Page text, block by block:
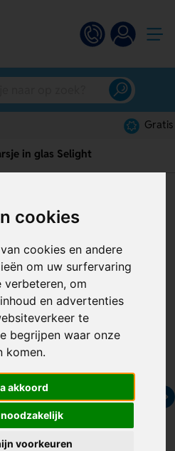
cookies
cookies en andere
om uw surfervaring
om
en advertenties
te
begrijpen waar onze
komen.
akkoord
voorkeuren
in glas Selight